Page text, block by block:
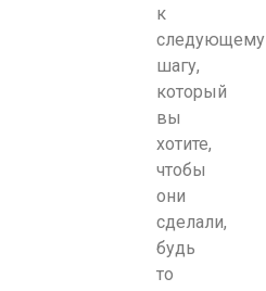
к
следующему
шагу,
который
вы
хотите,
чтобы
они
сделали,
будь
то